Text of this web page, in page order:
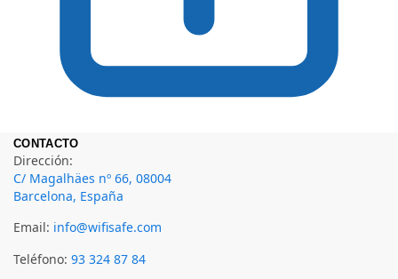
CONTACTO
Dirección:
C/ Magalhäes nº 66, 08004
Barcelona, España
Email: info@wifisafe.com
Teléfono: 93 324 87 84